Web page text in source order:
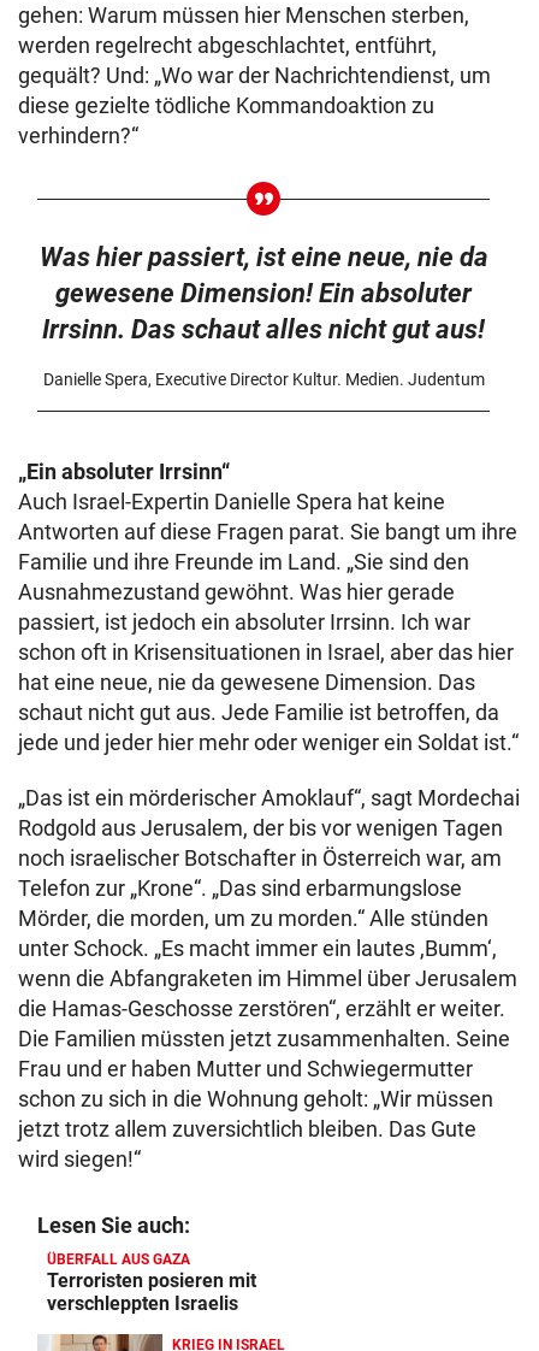
gehen: Warum müssen hier Menschen sterben,
werden regelrecht abgeschlachtet, entführt,
gequält? Und: „Wo war der Nachrichtendienst, um
diese gezielte tödliche Kommandoaktion zu
verhindern?“
Was hier passiert, ist eine neue, nie da
gewesene Dimension! Ein absoluter
Irrsinn. Das schaut alles nicht gut aus!
Danielle Spera, Executive Director Kultur. Medien. Judentum
„Ein absoluter Irrsinn“
Auch Israel-Expertin Danielle Spera hat keine
Antworten auf diese Fragen parat. Sie bangt um ihre
Familie und ihre Freunde im Land. „Sie sind den
Ausnahmezustand gewöhnt. Was hier gerade
passiert, ist jedoch ein absoluter Irrsinn. Ich war
schon oft in Krisensituationen in Israel, aber das hier
hat eine neue, nie da gewesene Dimension. Das
schaut nicht gut aus. Jede Familie ist betroffen, da
jede und jeder hier mehr oder weniger ein Soldat ist.“
„Das ist ein mörderischer Amoklauf“, sagt Mordechai
Rodgold aus Jerusalem, der bis vor wenigen Tagen
noch israelischer Botschafter in Österreich war, am
Telefon zur „Krone“. „Das sind erbarmungslose
Mörder, die morden, um zu morden.“ Alle stünden
unter Schock. „Es macht immer ein lautes ,Bumm‘,
wenn die Abfangraketen im Himmel über Jerusalem
die Hamas-Geschosse zerstören“, erzählt er weiter.
Die Familien müssten jetzt zusammenhalten. Seine
Frau und er haben Mutter und Schwiegermutter
schon zu sich in die Wohnung geholt: „Wir müssen
jetzt trotz allem zuversichtlich bleiben. Das Gute
wird siegen!“
Lesen Sie auch:
ÜBERFALL AUS GAZA
Terroristen posieren mit
verschleppten Israelis
KRIEG IN ISRAEL